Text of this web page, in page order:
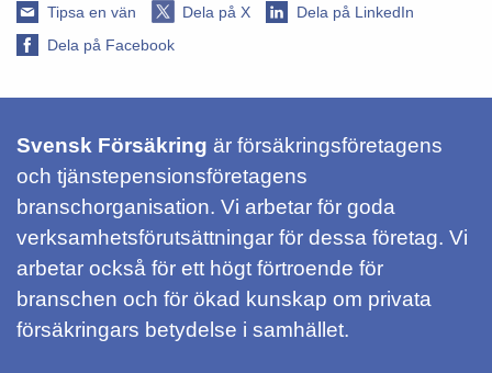
Tipsa en vän Dela på X
Dela på LinkedIn
Dela på Facebook
Svensk Försäkring är försäkringsföretagens
och tjänstepensionsföretagens
branschorganisation. Vi arbetar för goda
verksamhetsförutsättningar för dessa företag. Vi
arbetar också för ett högt förtroende för
branschen och för ökad kunskap om privata
försäkringars betydelse i samhället.